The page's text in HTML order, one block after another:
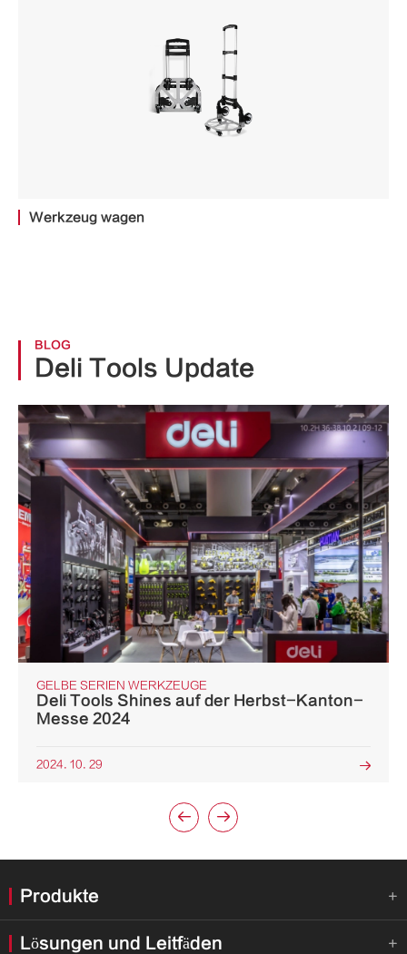
Werkzeug wagen
BLOG
Deli Tools Update
GELBE SERIEN WERKZEUGE
Deli Tools Shines auf der Herbst-Kanton-
Messe 2024
2024. 10. 29 
 
Produkte 
Lösungen und Leitfäden 